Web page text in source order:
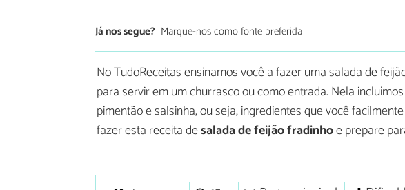
Já nos segue? Marque-nos como fonte preferida
No TudoReceitas ensinamos você a fazer uma salada de
para servir em um churrasco ou como entrada. Nela
pimentão e salsinha, ou seja, ingredientes que você
fazer esta receita desalada de feijão fradinhoe prepare